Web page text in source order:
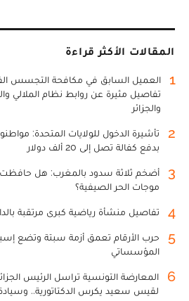
المقالات الأكثر قراءة
1
العميل السابق في مكافحة التجسس
تفاصيل مثيرة عن روابط نظام الملالي
والجزائر
2
بدفع كفالة تصل إلى 20 ألف دولار
3
أضخم ثلاثة سدود بالمغرب: هل
موجات الحر الصيفية؟
4 تفاصيل منشأة رياضية كبرى مرتقبة
5
حرب الأرقام تعمق أزمة سبتة وتضع
المؤسساتي
6
المعارضة التونسية تراسل الرئيس
لقيس سعيد يكرس الدكتاتورية..